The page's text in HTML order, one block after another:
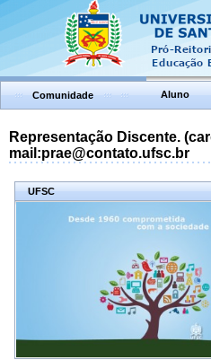
Comunidade Aluno
Representação Discente.
mail:prae@contato.ufsc.br
UFSC